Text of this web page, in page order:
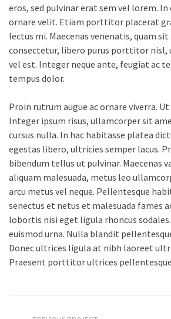
eros, sed pulvinar erat sem vel lorem. In
ornare velit. Etiam porttitor placerat
lectus mi. Maecenas venenatis, quam
consectetur, libero purus porttitor nisl,
vel est. Integer neque ante, feugiat ac
tempus dolor.
Proin rutrum augue ac ornare viverra.
Integer ipsum risus, ullamcorper sit
cursus nulla. In hac habitasse platea
egestas libero, ultricies semper lacus.
bibendum tellus ut pulvinar. Maecenas
aliquam malesuada, metus leo
arcu metus vel neque. Pellentesque
senectus et netus et malesuada fames
lobortis nisi eget ligula rhoncus
euismod urna. Nulla blandit
Donec ultrices ligula at nibh laoreet
Praesent porttitor ultrices